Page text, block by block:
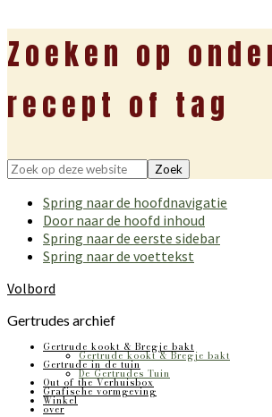
Zoeken op
recept of tag
Zoek
deze
website
Spring naar de hoofdnavigatie
Door naar de hoofd inhoud
Spring naar de eerste sidebar
Spring naar de voettekst
Volbord
Gertrudes archief
Gertrude kookt & Bregje bakt
Gertrude kookt & Bregje bakt
Gertrude in de tuin
De Gertrudes Tuin
Out of the Verhuisbox
Grafische vormgeving
Winkel
over